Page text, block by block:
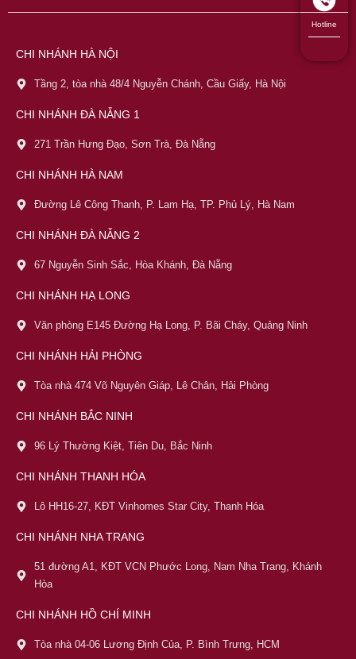
CHI NHÁNH HÀ NỘI
Tầng 2, tòa nhà 48/4 Nguyễn Chánh, Cầu Giấy, Hà Nội
CHI NHÁNH ĐÀ NẴNG 1
271 Trần Hưng Đạo, Sơn Trà, Đà Nẵng
CHI NHÁNH HÀ NAM
Đường Lê Công Thanh, P. Lam Hạ, TP. Phủ Lý, Hà Nam
CHI NHÁNH ĐÀ NẴNG 2
67 Nguyễn Sinh Sắc, Hòa Khánh, Đà Nẵng
CHI NHÁNH HẠ LONG
Văn phòng E145 Đường Hạ Long, P. Bãi Cháy, Quảng Ninh
CHI NHÁNH HẢI PHÒNG
Tòa nhà 474 Võ Nguyên Giáp, Lê Chân, Hải Phòng
CHI NHÁNH BẮC NINH
96 Lý Thường Kiệt, Tiên Du, Bắc Ninh
CHI NHÁNH THANH HÓA
Lô HH16-27, KĐT Vinhomes Star City, Thanh Hóa
CHI NHÁNH NHA TRANG
51 đường A1, KĐT VCN Phước Long, Nam Nha Trang, Khánh
Hòa
CHI NHÁNH HỒ CHÍ MINH
Tòa nhà 04-06 Lương Định Của, P. Bình Trưng, HCM
Hotline